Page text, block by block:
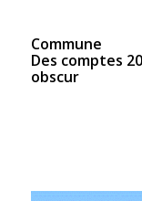
Commune
Des comptes
obscur